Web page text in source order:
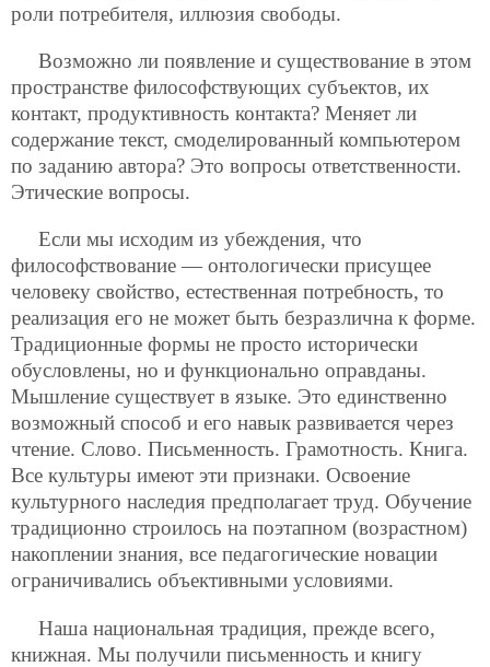
роли потребителя, иллюзия свободы.
Возможно ли появление и существование в этом
пространстве философствующих субъектов, их
контакт, продуктивность контакта? Меняет ли
содержание текст, смоделированный компьютером
по заданию автора? Это вопросы ответственности.
Этические вопросы.
Если мы исходим из убеждения, что
философствование — онтологически присущее
человеку свойство, естественная потребность, то
реализация его не может быть безразлична к форме.
Традиционные формы не просто исторически
обусловлены, но и функционально оправданы.
Мышление существует в языке. Это единственно
возможный способ и его навык развивается через
чтение. Слово. Письменность. Грамотность. Книга.
Все культуры имеют эти признаки. Освоение
культурного наследия предполагает труд. Обучение
традиционно строилось на поэтапном (возрастном)
накоплении знания, все педагогические новации
ограничивались объективными условиями.
Наша национальная традиция, прежде всего,
книжная. Мы получили письменность и книгу